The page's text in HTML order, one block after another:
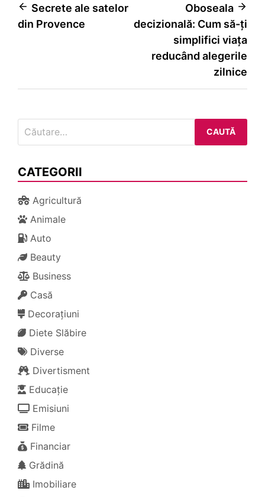
Navigare
în
Secrete ale satelor
din Provence
Oboseala
decizională: Cum să-ți
simplifici viața
reducând alegerile
zilnice
după:
CATEGORII
Agricultură
Animale
Auto
Beauty
Business
Casă
Decorațiuni
Diete Slăbire
Diverse
Divertisment
Educație
Emisiuni
Filme
Financiar
Grădină
Imobiliare